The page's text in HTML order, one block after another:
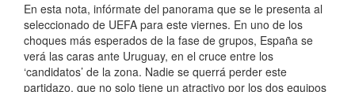
En esta nota, infórmate del panorama que se le presenta al
seleccionado de UEFA para este viernes. En uno de los
choques más esperados de la fase de grupos, España se
verá las caras ante Uruguay, en el cruce entre los
‘candidatos’ de la zona. Nadie se querrá perder este
partidazo, que no solo tiene un atractivo por los dos equipos